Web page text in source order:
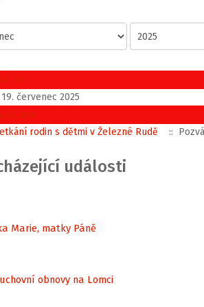
den
červenec 2025
den
rodin s dětmi v Železné Rudě
::
události
Marie, matky Páně
obnovy na Lomci